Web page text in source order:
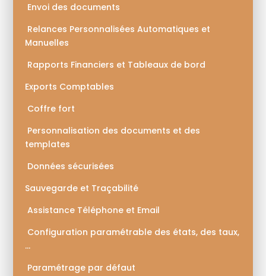
Envoi des documents
Relances Personnalisées Automatiques et
Manuelles
Rapports Financiers et Tableaux de bord
Exports Comptables
Coffre fort
Personnalisation des documents et des
templates
Données sécurisées
Sauvegarde et Traçabilité
Assistance Téléphone et Email
Configuration paramétrable des états, des taux,
…
Paramétrage par défaut